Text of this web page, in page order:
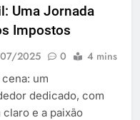
Uma Jornada
Impostos
2025 0 4 mins
um
dedicado, com
e a paixão